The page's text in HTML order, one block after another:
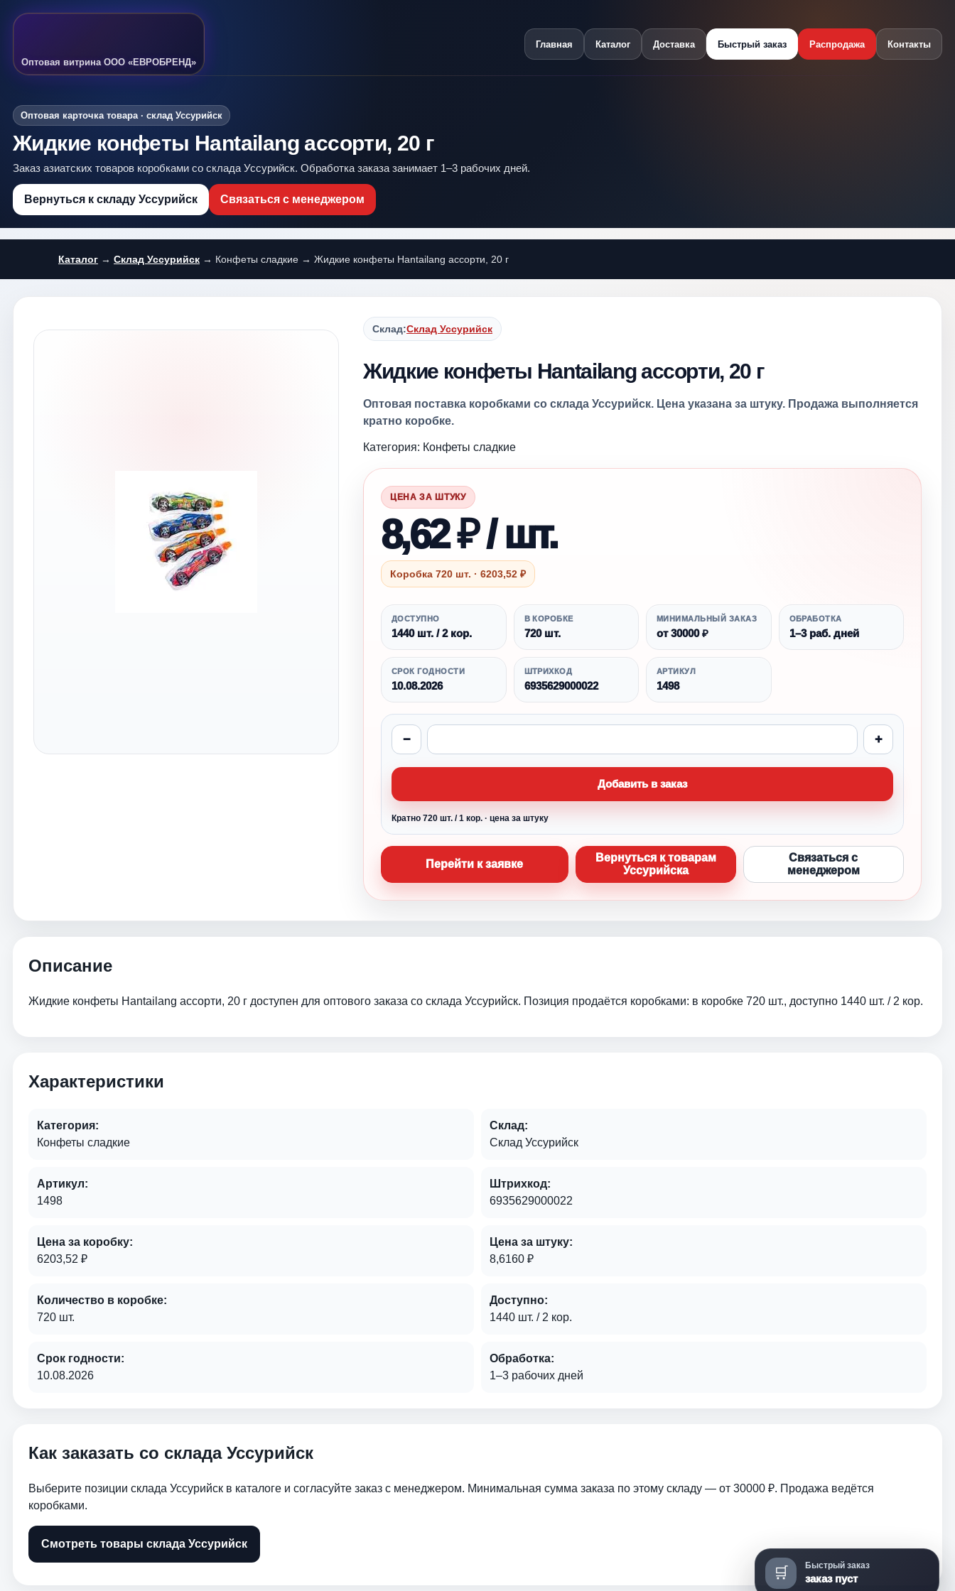
Оптовая витрина ООО «ЕВРОБРЕНД»
Главная Каталог Доставка Быстрый заказ Распродажа Контакты
Оптовая карточка товара · склад Уссурийск
Жидкие конфеты Hantailang ассорти, 20 г
Заказ азиатских товаров коробками со склада Уссурийск. Обработка заказа занимает 1–3 рабочих дней.
Вернуться к складу Уссурийск Связаться с менеджером
Каталог → Склад Уссурийск → Конфеты сладкие → Жидкие конфеты Hantailang ассорти, 20 г
Склад:Склад Уссурийск
Жидкие конфеты Hantailang ассорти, 20 г
Оптовая поставка коробками со склада Уссурийск. Цена указана за штуку. Продажа выполняется
кратно коробке.
Категория: Конфеты сладкие
ЦЕНА ЗА ШТУКУ
8,62 ₽ / шт.
Коробка 720 шт. · 6203,52 ₽
ДОСТУПНО
1440 шт. / 2 кор.
В КОРОБКЕ
720 шт.
МИНИМАЛЬНЫЙ ЗАКАЗ
от 30000 ₽
ОБРАБОТКА
1–3 раб. дней
СРОК ГОДНОСТИ
10.08.2026
ШТРИХКОД
6935629000022
АРТИКУЛ
1498
− +
Добавить в заказ
Кратно 720 шт. / 1 кор. · цена за штуку
Перейти к заявке
Вернуться к товарам
Уссурийска
Связаться с
менеджером
Описание
Жидкие конфеты Hantailang ассорти, 20 г доступен для оптового заказа со склада Уссурийск. Позиция продаётся коробками: в коробке 720 шт., доступно 1440 шт. / 2 кор.
Характеристики
Категория:
Конфеты сладкие
Склад:
Склад Уссурийск
Артикул:
1498
Штрихкод:
6935629000022
Цена за коробку:
6203,52 ₽
Цена за штуку:
8,6160 ₽
Количество в коробке:
720 шт.
Доступно:
1440 шт. / 2 кор.
Срок годности:
10.08.2026
Обработка:
1–3 рабочих дней
Как заказать со склада Уссурийск
Выберите позиции склада Уссурийск в каталоге и согласуйте заказ с менеджером. Минимальная сумма заказа по этому складу — от 30000 ₽. Продажа ведётся
коробками.
Смотреть товары склада Уссурийск
🛒 Быстрый заказ
заказ пуст